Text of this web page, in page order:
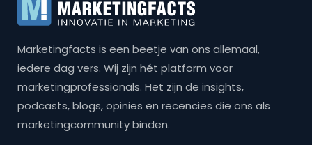
Marketingfacts is een beetje van ons allemaal,
iedere dag vers. Wij zijn hét platform voor
marketingprofessionals. Het zijn de insights,
podcasts, blogs, opinies en recencies die ons als
marketingcommunity binden.